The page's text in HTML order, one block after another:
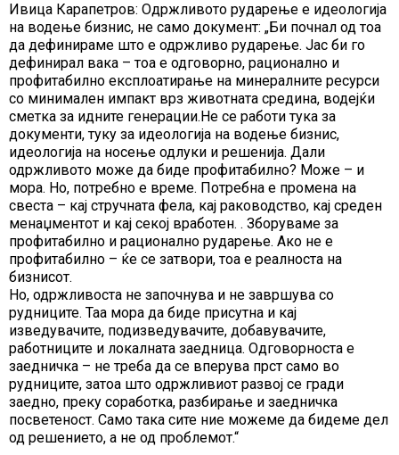
Ивица Карапетров: Одржливото рударење е идеологија
на водење бизнис, не само документ: „Би почнал од тоа
да дефинираме што е одржливо рударење. Јас би го
дефинирал вака – тоа е одговорно, рационално и
профитабилно експлоатирање на минералните ресурси
со минимален импакт врз животната средина, водејќи
сметка за идните генерации.Не се работи тука за
документи, туку за идеологија на водење бизнис,
идеологија на носење одлуки и решенија. Дали
одржливото може да биде профитабилно? Може – и
мора. Но, потребно е време. Потребна е промена на
свеста – кај стручната фела, кај раководство, кај среден
менаџментот и кај секој вработен. . Зборуваме за
профитабилно и рационално рударење. Ако не е
профитабилно – ќе се затвори, тоа е реалноста на
бизнисот.
Но, одржливоста не започнува и не завршува со
рудниците. Таа мора да биде присутна и кај
изведувачите, подизведувачите, добавувачите,
работниците и локалната заедница. Одговорноста е
заедничка – не треба да се вперува прст само во
рудниците, затоа што одржливиот развој се гради
заедно, преку соработка, разбирање и заедничка
посветеност. Само така сите ние можеме да бидеме дел
од решението, а не од проблемот.“